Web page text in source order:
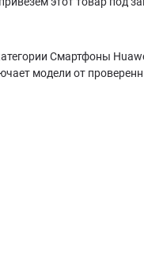
Смартфоны
модели от